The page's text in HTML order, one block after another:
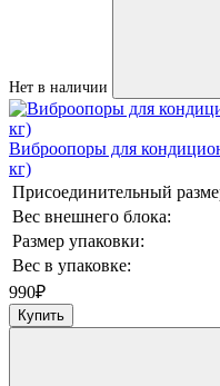
Нет в наличии
Виброопоры для
кг)
Присоединительный
Вес внешнего блока:
Размер упаковки:
Вес в упаковке:
990₽
Купить